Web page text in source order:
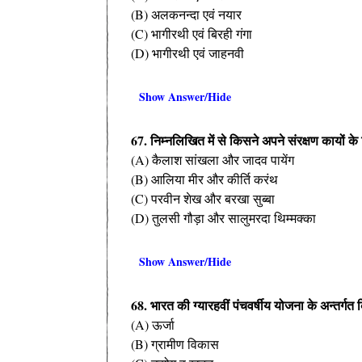
(B) अलकनन्दा एवं नयार
(C) भागीरथी एवं बिरही गंगा
(D) भागीरथी एवं जाहनवी
Show Answer/Hide
67. निम्नलिखित में से किसने अपने संरक्षण कायों के
(A) कैलाश सांखला और जादव पायेंग
(B) आलिया मीर और कीर्ति करंथ
(C) परवीन शेख और बरखा सुब्बा
(D) तुलसी गौड़ा और सालुमरदा थिम्मक्का
Show Answer/Hide
68. भारत की ग्यारहवीं पंचवर्षीय योजना के
(A) ऊर्जा
(B) ग्रामीण विकास